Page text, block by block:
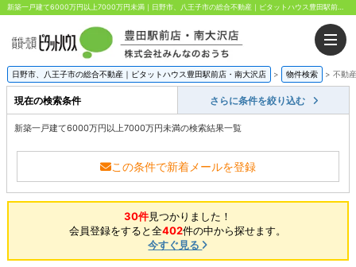
新築一戸建て6000万円以上7000万円未満｜日野市、八王子市の総合不動産｜ピタットハウス豊田駅前店・南大沢店｜株式会社みんなのおうち
日野市、八王子市の総合不動産｜ピタットハウス豊田駅前店・南大沢店 > 物件検索 > 不動
現在の検索条件 さらに条件を絞り込む
新築一戸建て6000万円以上7000万円未満の検索結果一覧
この条件で新着メールを登録
30件見つかりました！
会員登録をすると全402件の中から探せます。
今すぐ見る